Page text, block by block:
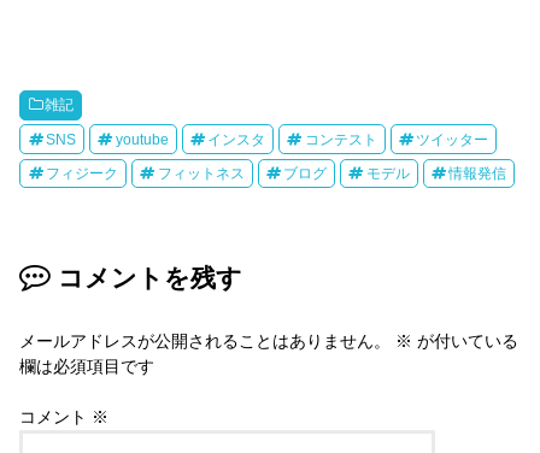
雑記
SNS youtube インスタ コンテスト ツイッター
フィジーク フィットネス ブログ モデル 情報発信
コメントを残す
メールアドレスが公開されることはありません。 ※ が付いている
欄は必須項目です
コメント ※